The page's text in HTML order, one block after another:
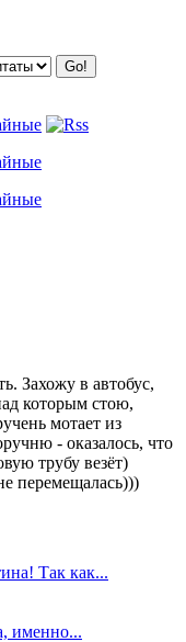
Захожу в автобус,
которым стою,
мотает из
- оказалось, что
трубу везёт)
перемещалась)))
Так как...
именно...